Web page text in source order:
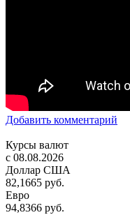
Добавить комментарий
Курсы валют
c 08.08.2026
Доллар США
82,1665 руб.
Евро
94,8366 руб.